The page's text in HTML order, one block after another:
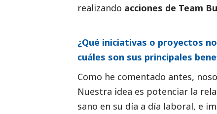
realizando acciones de Team
¿Qué iniciativas o proyectos
cuáles son sus principales
Como he comentado antes,
Nuestra idea es potenciar la
sano en su día a día laboral, e